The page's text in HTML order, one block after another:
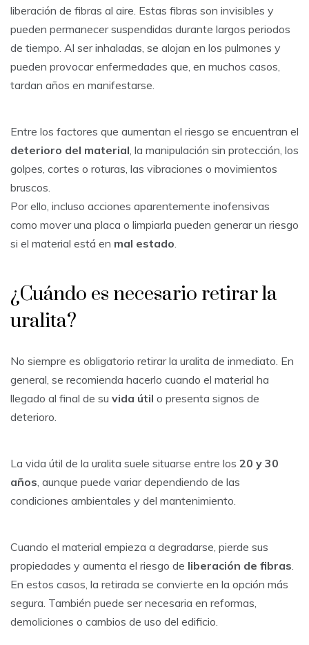
liberación de fibras al aire. Estas fibras son invisibles y
pueden permanecer suspendidas durante largos periodos
de tiempo. Al ser inhaladas, se alojan en los pulmones y
pueden provocar enfermedades que, en muchos casos,
tardan años en manifestarse.
Entre los factores que aumentan el riesgo se encuentran el
deterioro del material, la manipulación sin protección, los
golpes, cortes o roturas, las vibraciones o movimientos
bruscos.
Por ello, incluso acciones aparentemente inofensivas
como mover una placa o limpiarla pueden generar un riesgo
si el material está en mal estado.
¿Cuándo es necesario retirar la
uralita?
No siempre es obligatorio retirar la uralita de inmediato. En
general, se recomienda hacerlo cuando el material ha
llegado al final de su vida útil o presenta signos de
deterioro.
La vida útil de la uralita suele situarse entre los 20 y 30
años, aunque puede variar dependiendo de las
condiciones ambientales y del mantenimiento.
Cuando el material empieza a degradarse, pierde sus
propiedades y aumenta el riesgo de liberación de fibras.
En estos casos, la retirada se convierte en la opción más
segura. También puede ser necesaria en reformas,
demoliciones o cambios de uso del edificio.